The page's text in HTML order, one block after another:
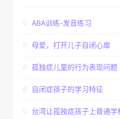
ABA训练-发音练习
母爱，打开儿子自闭心扉
孤独症儿童的行为表现问题
自闭症孩子的学习特征
台湾让孤独症孩子上普通学